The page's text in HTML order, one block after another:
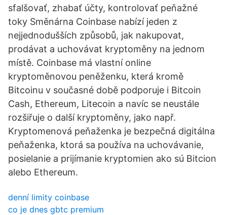
sfalšovať, zhabať účty, kontrolovať peňažné
toky Směnárna Coinbase nabízí jeden z
nejjednodušších způsobů, jak nakupovat,
prodávat a uchovávat kryptoměny na jednom
místě. Coinbase má vlastní online
kryptoměnovou peněženku, která kromě
Bitcoinu v současné době podporuje i Bitcoin
Cash, Ethereum, Litecoin a navíc se neustále
rozšiřuje o další kryptoměny, jako např.
Kryptomenová peňaženka je bezpečná digitálna
peňaženka, ktorá sa používa na uchovávanie,
posielanie a prijímanie kryptomien ako sú Bitcion
alebo Ethereum.
denní limity coinbase
co je dnes gbtc premium